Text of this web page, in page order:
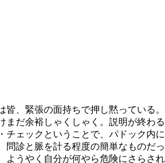
皆、緊張の面持ちで押し黙っている。
まだ余裕しゃくしゃく。説明が終わる
チェックということで、パドック内に
問診と脈を計る程度の簡単なものだっ
ようやく自分が何やら危険にさらされ